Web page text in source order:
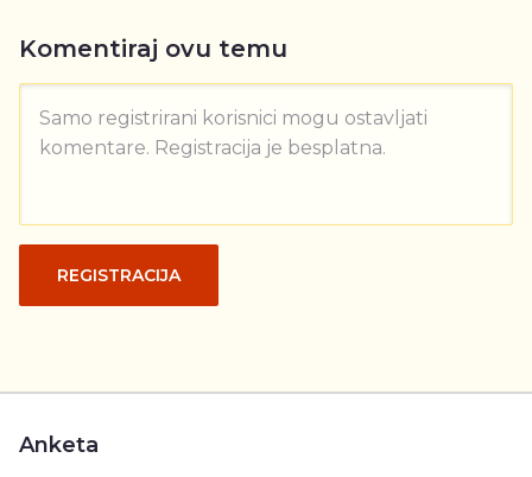
Komentiraj ovu temu
Samo registrirani korisnici mogu ostavljati
komentare. Registracija je besplatna.
REGISTRACIJA
Anketa